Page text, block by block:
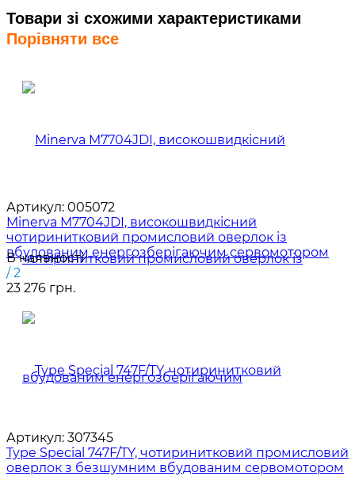
Товари зі схожими характеристиками
Порівняти все
Артикул: 005072
Minerva M7704JDI, високошвидкісний
чотиринитковий промисловий оверлок із
вбудованим енергозберігаючим сервомотором
В наявності
/ 2
23 276 грн.
Артикул: 307345
Type Special 747F/TY, чотиринитковий промисловий
оверлок з безшумним вбудованим сервомотором